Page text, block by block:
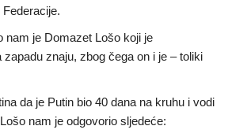
nam je Domazet Lošo koji je
zapadu znaju, zbog čega on i je – toliki
da je Putin bio 40 dana na kruhu i vodi
nam je odgovorio sljedeće: